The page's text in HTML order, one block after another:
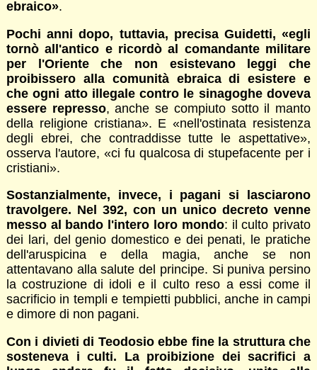
ebraico».
Pochi anni dopo, tuttavia, precisa Guidetti, «egli
tornò all'antico e ricordò al comandante militare
per l'Oriente che non esistevano leggi che
proibissero alla comunità ebraica di esistere e
che ogni atto illegale contro le sinagoghe doveva
essere represso, anche se compiuto sotto il manto
della religione cristiana». E «nell'ostinata resistenza
degli ebrei, che contraddisse tutte le aspettative»,
osserva l'autore, «ci fu qualcosa di stupefacente per i
cristiani».
Sostanzialmente, invece, i pagani si lasciarono
travolgere. Nel 392, con un unico decreto venne
messo al bando l'intero loro mondo: il culto privato
dei lari, del genio domestico e dei penati, le pratiche
dell'aruspicina e della magia, anche se non
attentavano alla salute del principe. Si puniva persino
la costruzione di idoli e il culto reso a essi come il
sacrificio in templi e tempietti pubblici, anche in campi
e dimore di non pagani.
Con i divieti di Teodosio ebbe fine la struttura che
sosteneva i culti. La proibizione dei sacrifici a